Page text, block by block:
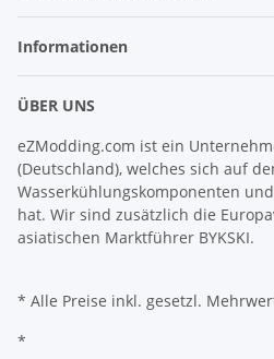
Informationen
ÜBER UNS
eZModding.com ist ein
(Deutschland), welches sich auf
Wasserkühlungskomponenten
hat. Wir sind zusätzlich die
asiatischen Marktführer BYKSKI.
* Alle Preise inkl. gesetzl.
*